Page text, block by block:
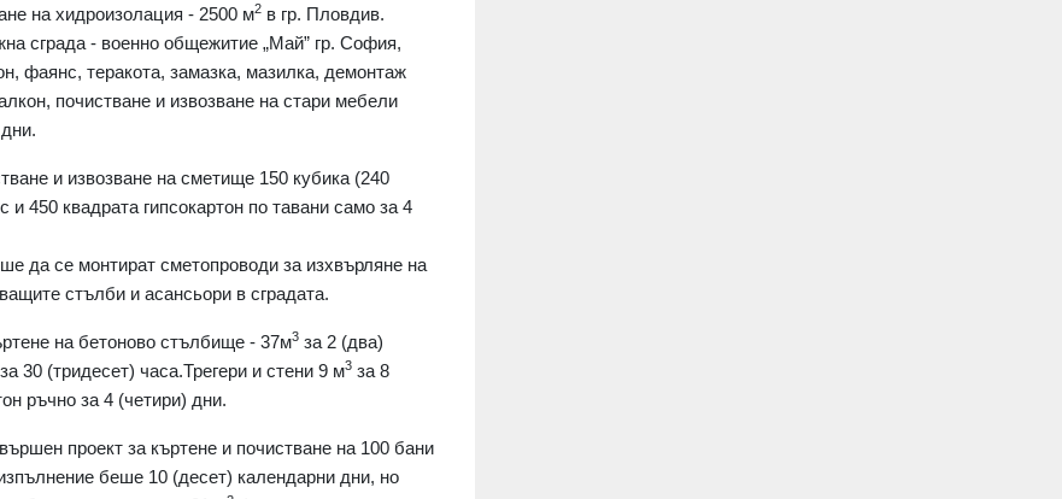
на хидроизолация - 2500 м2 в гр. Пловдив.
сграда - военно общежитие „Май” гр. София,
фаянс, теракота, замазка, мазилка, демонтаж
почистване и извозване на стари мебели
и извозване на сметище 150 кубика (240
и 450 квадрата гипсокартон по тавани само за 4
да се монтират сметопроводи за изхвърляне на
стълби и асансьори в сградата.
на бетоново стълбище - 37м3 за 2 (два)
за 30 (тридесет) часа.Трегери и стени 9 м3 за 8
ръчно за 4 (четири) дни.
проект за къртене и почистване на 100 бани
беше 10 (десет) календарни дни, но